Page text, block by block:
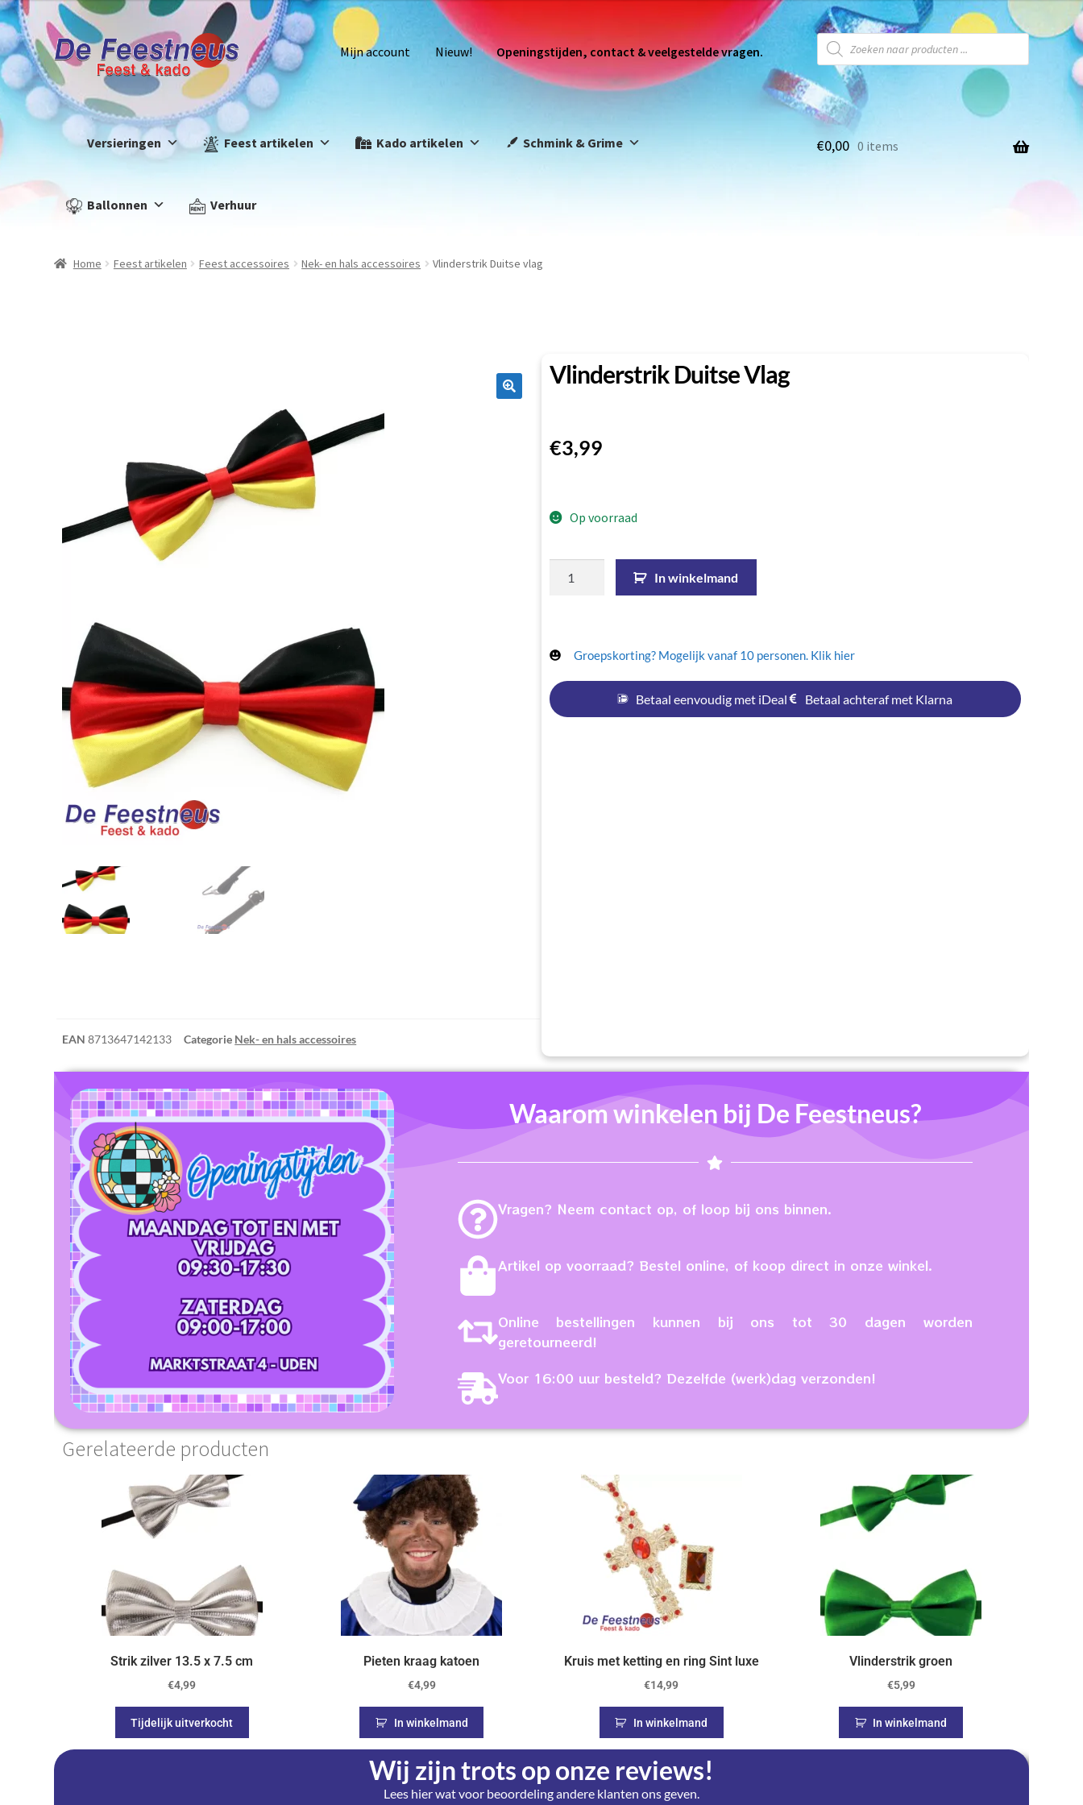
Mijn account Nieuw! Openingstijden, contact & veelgestelde vragen.
Versieringen Feest artikelen Kado artikelen Schmink & Grime
Ballonnen Verhuur
€0,00 0 items
Home Feest artikelen Feest accessoires Nek- en hals accessoires Vlinderstrik Duitse vlag
EAN8713647142133 Categorie Nek- en hals accessoires
Vlinderstrik Duitse Vlag
€3,99
Op voorraad
In winkelmand
Groepskorting? Mogelijk vanaf 10 personen. Klik hier
Betaal eenvoudig met iDeal Betaal achteraf met Klarna
Waarom winkelen bij De Feestneus?
Vragen? Neem contact op, of loop bij ons binnen.
Artikel op voorraad? Bestel online, of koop direct in onze winkel.
Online bestellingen kunnen bij ons tot 30 dagen worden
geretourneerd!
Voor 16:00 uur besteld? Dezelfde (werk)dag verzonden!
Gerelateerde producten
Strik zilver 13.5 x 7.5 cm
€4,99
Tijdelijk uitverkocht
Pieten kraag katoen
€4,99
In winkelmand
Kruis met ketting en ring Sint luxe
€14,99
In winkelmand
Vlinderstrik groen
€5,99
In winkelmand
Wij zijn trots op onze reviews!
Lees hier wat voor beoordeling andere klanten ons geven.